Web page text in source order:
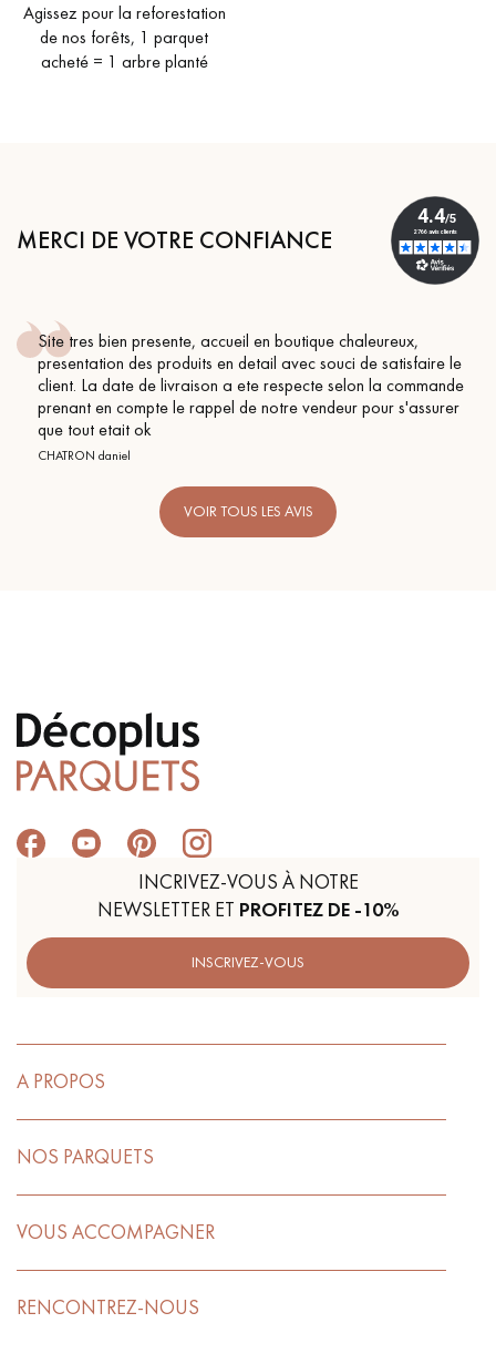
Agissez pour la reforestation
de nos forêts, 1 parquet
acheté = 1 arbre planté
MERCI DE VOTRE CONFIANCE
Site tres bien presente, accueil en boutique chaleureux,
presentation des produits en detail avec souci de satisfaire le
client. La date de livraison a ete respecte selon la commande
prenant en compte le rappel de notre vendeur pour s'assurer
que tout etait ok
CHATRON daniel
VOIR TOUS LES AVIS
INCRIVEZ-VOUS À NOTRE
NEWSLETTER ET PROFITEZ DE -10%
INSCRIVEZ-VOUS
A PROPOS
NOS PARQUETS
VOUS ACCOMPAGNER
RENCONTREZ-NOUS